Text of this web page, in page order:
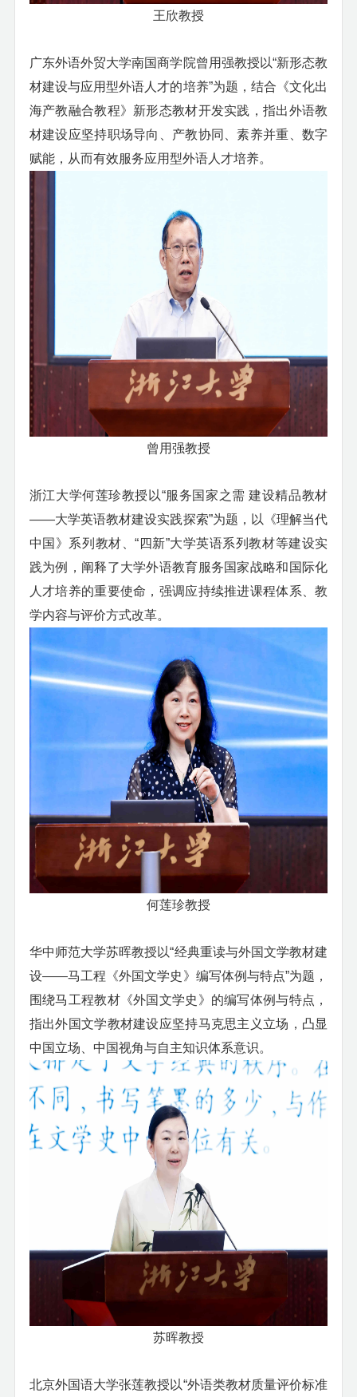
王欣教授
广东外语外贸大学南国商学院曾用强教授以“新形态教
材建设与应用型外语人才的培养”为题，结合《文化出
海产教融合教程》新形态教材开发实践，指出外语教
材建设应坚持职场导向、产教协同、素养并重、数字
赋能，从而有效服务应用型外语人才培养。
曾用强教授
浙江大学何莲珍教授以“服务国家之需 建设精品教材
——大学英语教材建设实践探索”为题，以《理解当代
中国》系列教材、“四新”大学英语系列教材等建设实
践为例，阐释了大学外语教育服务国家战略和国际化
人才培养的重要使命，强调应持续推进课程体系、教
学内容与评价方式改革。
何莲珍教授
华中师范大学苏晖教授以“经典重读与外国文学教材建
设——马工程《外国文学史》编写体例与特点”为题，
围绕马工程教材《外国文学史》的编写体例与特点，
指出外国文学教材建设应坚持马克思主义立场，凸显
中国立场、中国视角与自主知识体系意识。
苏晖教授
北京外国语大学张莲教授以“外语类教材质量评价标准